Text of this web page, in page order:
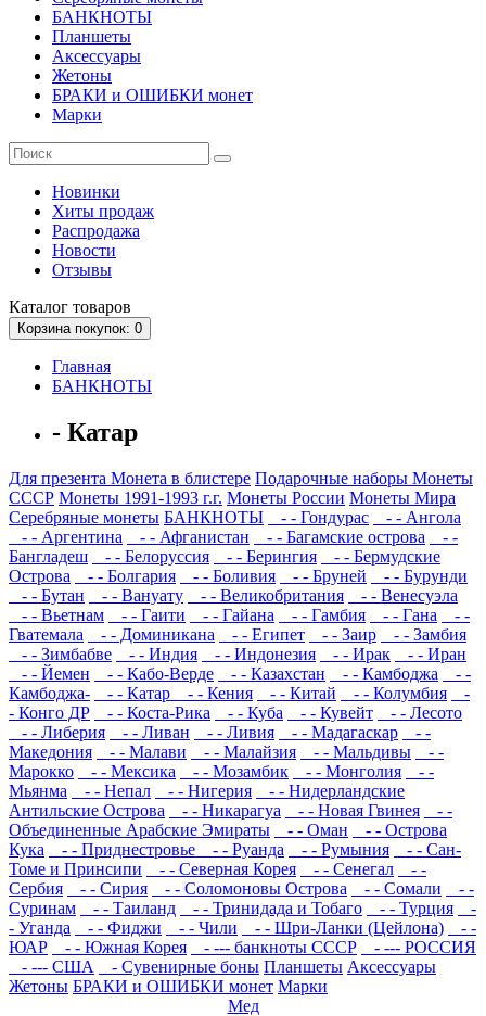
БАНКНОТЫ
Планшеты
Аксессуары
Жетоны
БРАКИ и ОШИБКИ монет
Марки
Новинки
Хиты продаж
Распродажа
Новости
Отзывы
Каталог товаров
Корзинапокупок: 0
Главная
БАНКНОТЫ
- Катар
Для презента Монета в блистере Подарочные наборы Монеты
СССР Монеты 1991-1993 г.г. Монеты России Монеты Мира
Серебряные монеты БАНКНОТЫ - - Гондурас
- - Ангола
- - Аргентина
- - Афганистан - - Багамские острова
- -
Бангладеш
- - Белоруссия - - Берингия
- - Бермудские
Острова
- - Болгария - - Боливия - - Бруней
- - Бурунди
- - Бутан
- - Вануату - - Великобритания
- - Венесуэла
- - Вьетнам
- - Гаити - - Гайана - - Гамбия - - Гана
- -
Гватемала
- - Доминикана - - Египет - - Заир
- - Замбия
- - Зимбабве
- - Индия - - Индонезия - - Ирак
- - Иран
- - Йемен
- - Кабо-Верде - - Казахстан - - Камбоджа
- -
Камбоджа-
- - Катар - - Кения - - Китай - - Колумбия
-
- Конго ДР
- - Коста-Рика - - Куба - - Кувейт
- - Лесото
- - Либерия
- - Ливан - - Ливия - - Мадагаскар
- -
Македония
- - Малави - - Малайзия - - Мальдивы
- -
Марокко
- - Мексика - - Мозамбик - - Монголия
- -
Мьянма
- - Непал - - Нигерия
- - Нидерландские
Антильские Острова
- - Никарагуа - - Новая Гвинея
- -
Объединенные Арабские Эмираты
- - Оман
- - Острова
Кука
- - Приднестровье - - Руанда - - Румыния
- - Сан-
Томе и Принсипи
- - Северная Корея - - Сенегал
- -
Сербия
- - Сирия - - Соломоновы Острова - - Сомали
- -
Суринам
- - Таиланд - - Тринидада и Тобаго - - Турция
-
- Уганда
- - Фиджи - - Чили - - Шри-Ланки (Цейлона)
- -
ЮАР
- - Южная Корея - --- банкноты СССР
- --- РОССИЯ
- --- США
- Сувенирные боны Планшеты Аксессуары
Жетоны БРАКИ и ОШИБКИ монет Марки
Мед